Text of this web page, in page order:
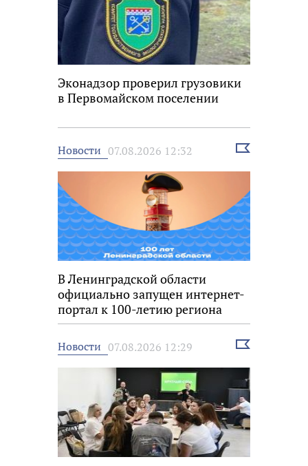
Эконадзор проверил грузовики
в Первомайском поселении
Новости 07.08.2026 12:32
Выбрать
В Ленинградской области
официально запущен интернет-
портал к 100-летию региона
Новости 07.08.2026 12:29
Выбрать